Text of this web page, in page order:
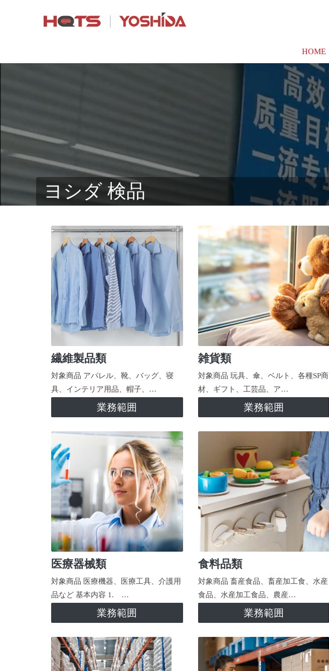
HOME
ヨシダ 検品
繊維製品類
対象商品 アパレル、靴、バッグ、寝
具、インテリア用品、帽子、…
業務範囲
雑貨類
対象商品 玩具、傘、ベルト、各種SP商
材、ギフト、工芸品、ア…
業務範囲
医療器械類
対象商品 医療機器、医療工具、介護用
品など 基本内容 1. …
業務範囲
食料品類
対象商品 畜産食品、畜産加工食、水産
食品、水産加工食品、農産…
業務範囲